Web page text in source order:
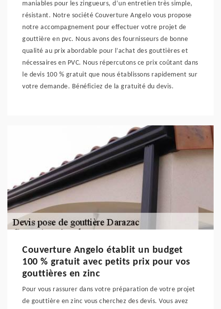
maniables pour les zingueurs, d’un entretien très simple,
résistant. Notre société Couverture Angelo vous propose
notre accompagnement pour effectuer votre projet de
gouttière en pvc. Nous avons des fournisseurs de bonne
qualité au prix abordable pour l’achat des gouttières et
nécessaires en PVC. Nous répercutons ce prix coûtant dans
le devis 100 % gratuit que nous établissons rapidement sur
votre demande. Bénéficiez de la gratuité du devis.
Couverture Angelo établit un budget
100 % gratuit avec petits prix pour vos
gouttières en zinc
Pour vous rassurer dans votre préparation de votre projet
de gouttière en zinc vous cherchez des devis. Vous avez